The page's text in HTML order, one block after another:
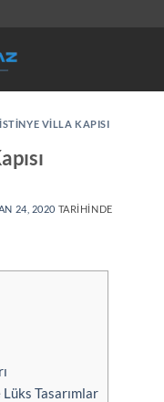
İSTINYE VILLA KAPISI
24, 2020 TARIHINDE
Tasarımlar